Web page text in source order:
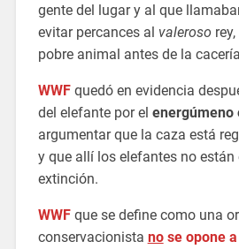
gente del lugar y al que
evitar percances al valeroso
pobre animal antes de la
WWFquedó en evidencia
del elefante por el energúmeno
argumentar que la caza está
y que allí los elefantes no están
extinción.
WWFque se define como una
conservacionista nose opone a